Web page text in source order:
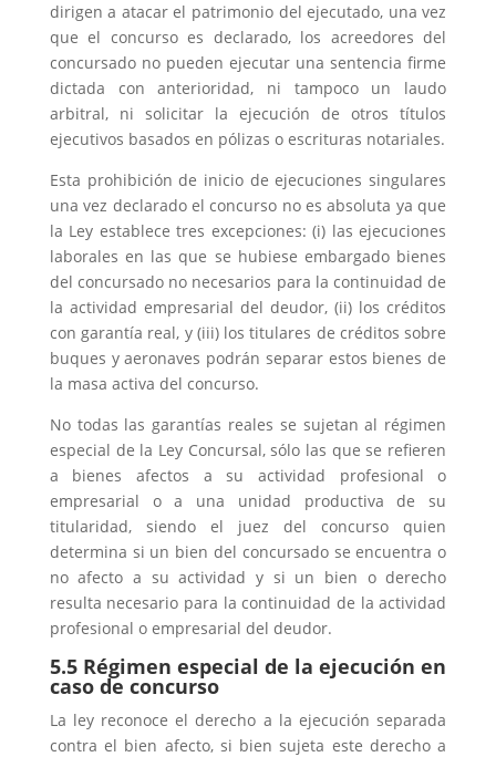
dirigen a atacar el patrimonio del ejecutado, una vez
que el concurso es declarado, los acreedores del
concursado no pueden ejecutar una sentencia firme
dictada con anterioridad, ni tampoco un laudo
arbitral, ni solicitar la ejecución de otros títulos
ejecutivos basados en pólizas o escrituras notariales.
Esta prohibición de inicio de ejecuciones singulares
una vez declarado el concurso no es absoluta ya que
la Ley establece tres excepciones: (i) las ejecuciones
laborales en las que se hubiese embargado bienes
del concursado no necesarios para la continuidad de
la actividad empresarial del deudor, (ii) los créditos
con garantía real, y (iii) los titulares de créditos sobre
buques y aeronaves podrán separar estos bienes de
la masa activa del concurso.
No todas las garantías reales se sujetan al régimen
especial de la Ley Concursal, sólo las que se refieren
a bienes afectos a su actividad profesional o
empresarial o a una unidad productiva de su
titularidad, siendo el juez del concurso quien
determina si un bien del concursado se encuentra o
no afecto a su actividad y si un bien o derecho
resulta necesario para la continuidad de la actividad
profesional o empresarial del deudor.
5.5 Régimen especial de la ejecución en
caso de concurso
La ley reconoce el derecho a la ejecución separada
contra el bien afecto, si bien sujeta este derecho a